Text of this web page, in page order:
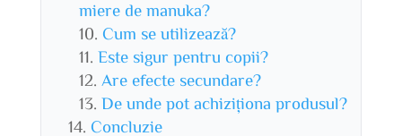
miere de manuka?
Cum se utilizează?
Este sigur pentru copii?
Are efecte secundare?
De unde pot achiziționa produsul?
Concluzie